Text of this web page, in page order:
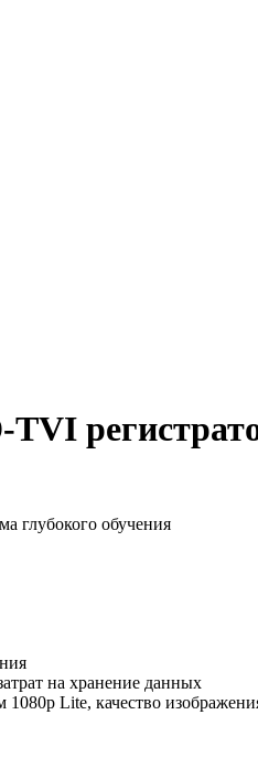
глубокого обучения
на хранение данных
Lite, качество